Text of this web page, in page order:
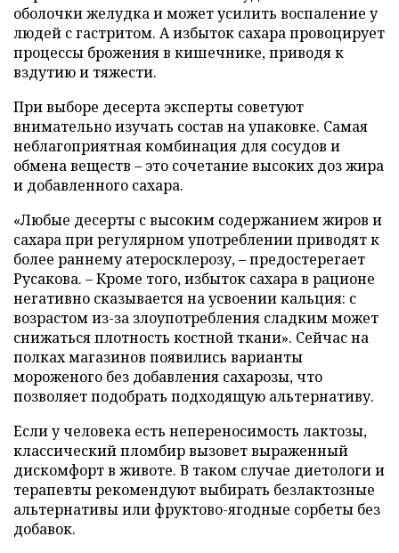
оболочки желудка и может усилить воспаление у
людей с гастритом. А избыток сахара провоцирует
процессы брожения в кишечнике, приводя к
вздутию и тяжести.
При выборе десерта эксперты советуют
внимательно изучать состав на упаковке. Самая
неблагоприятная комбинация для сосудов и
обмена веществ – это сочетание высоких доз жира
и добавленного сахара.
«Любые десерты с высоким содержанием жиров и
сахара при регулярном употреблении приводят к
более раннему атеросклерозу, – предостерегает
Русакова. – Кроме того, избыток сахара в рационе
негативно сказывается на усвоении кальция: с
возрастом из-за злоупотребления сладким может
снижаться плотность костной ткани». Сейчас на
полках магазинов появились варианты
мороженого без добавления сахарозы, что
позволяет подобрать подходящую альтернативу.
Если у человека есть непереносимость лактозы,
классический пломбир вызовет выраженный
дискомфорт в животе. В таком случае диетологи и
терапевты рекомендуют выбирать безлактозные
альтернативы или фруктово-ягодные сорбеты без
добавок.